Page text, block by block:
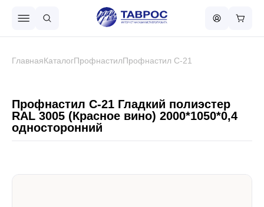
Металлочерепица
ГлавнаяКаталогПрофнастилПрофнастил С-21
Профнастил С-21 Гладкий полиэстер
RAL 3005 (Красное вино) 2000*1050*0,4
односторонний